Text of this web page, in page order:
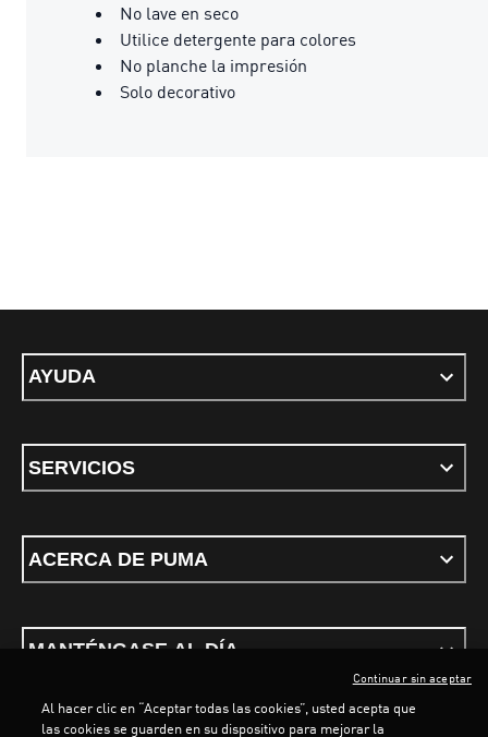
No lave en seco
Utilice detergente para colores
No planche la impresión
Solo decorativo
AYUDA
SERVICIOS
ACERCA DE PUMA
MANTÉNGASE AL DÍA
Al hacer clic en “Aceptar todas las cookies”, usted acepta que
las cookies se guarden en su dispositivo para mejorar la
Continuar sin aceptar